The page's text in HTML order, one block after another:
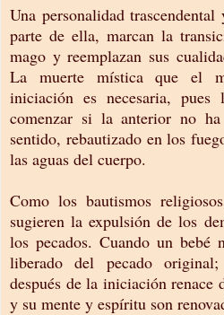
Una personalidad
parte de ella, marcan la
mago y reemplazan sus
La muerte mística que el
iniciación es necesaria,
comenzar si la anterior no
sentido, rebautizado en los
las aguas del cuerpo.
Como los bautismos
sugieren la expulsión de los
los pecados. Cuando un bebé
liberado del pecado
después de la iniciación
y su mente y espíritu son